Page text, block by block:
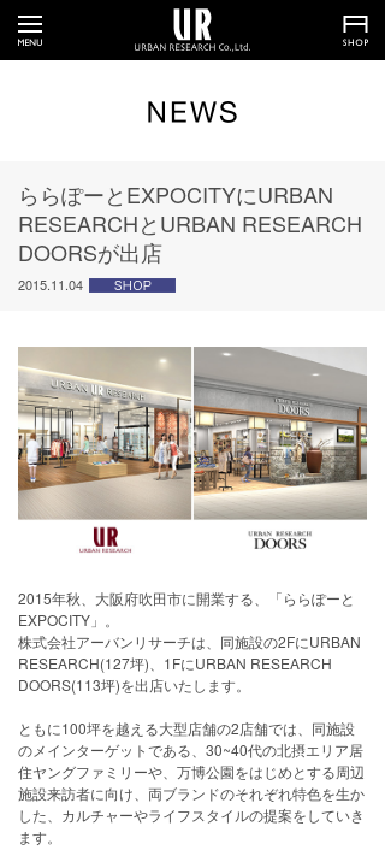
ららぽーとEXPOCITYにURBAN
RESEARCHとURBAN RESEARCH
DOORSが出店
2015.11.04
2015年秋、大阪府吹田市に開業する、「ららぽーと
EXPOCITY」。
株式会社アーバンリサーチは、同施設の2FにURBAN
RESEARCH(127坪)、1FにURBAN RESEARCH
DOORS(113坪)を出店いたします。
ともに100坪を越える大型店舗の2店舗では、同施設
のメインターゲットである、30~40代の北摂エリア居
住ヤングファミリーや、万博公園をはじめとする周辺
施設来訪者に向け、両ブランドのそれぞれ特色を生か
した、カルチャーやライフスタイルの提案をしていき
ます。